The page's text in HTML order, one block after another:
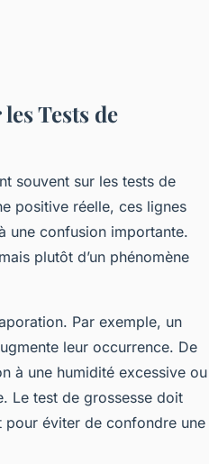
Tests de
souvent sur les tests de
positive réelle, ces lignes
une confusion importante.
plutôt d’un phénomène
Par exemple, un
leur occurrence. De
à une humidité excessive ou
Le test de grossesse doit
pour éviter de confondre une